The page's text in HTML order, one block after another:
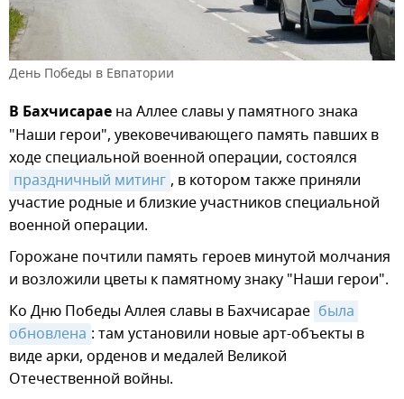
День Победы в Евпатории
В Бахчисарае на Аллее славы у памятного знака
"Наши герои", увековечивающего память павших в
ходе специальной военной операции, состоялся
праздничный митинг , в котором также приняли
участие родные и близкие участников специальной
военной операции.
Горожане почтили память героев минутой молчания
и возложили цветы к памятному знаку "Наши герои".
Ко Дню Победы Аллея славы в Бахчисарае была
обновлена : там установили новые арт-объекты в
виде арки, орденов и медалей Великой
Отечественной войны.